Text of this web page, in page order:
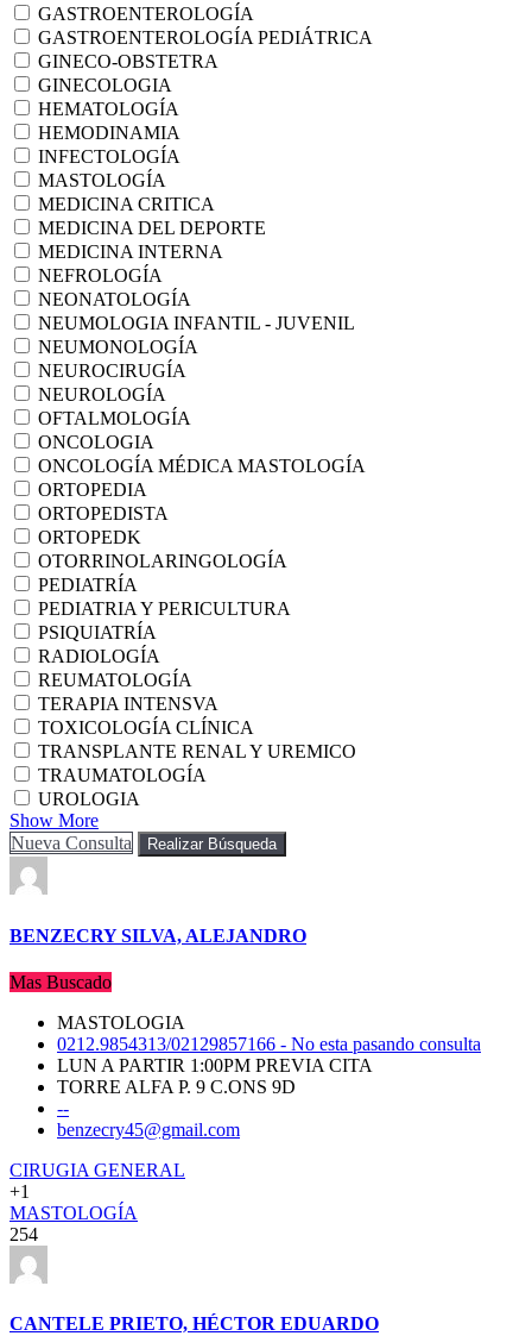
GASTROENTEROLOGÍA
GASTROENTEROLOGÍA PEDIÁTRICA
GINECO-OBSTETRA
GINECOLOGIA
HEMATOLOGÍA
HEMODINAMIA
INFECTOLOGÍA
MASTOLOGÍA
MEDICINA CRITICA
MEDICINA DEL DEPORTE
MEDICINA INTERNA
NEFROLOGÍA
NEONATOLOGÍA
NEUMOLOGIA INFANTIL - JUVENIL
NEUMONOLOGÍA
NEUROCIRUGÍA
NEUROLOGÍA
OFTALMOLOGÍA
ONCOLOGIA
ONCOLOGÍA MÉDICA MASTOLOGÍA
ORTOPEDIA
ORTOPEDISTA
ORTOPEDK
OTORRINOLARINGOLOGÍA
PEDIATRÍA
PEDIATRIA Y PERICULTURA
PSIQUIATRÍA
RADIOLOGÍA
REUMATOLOGÍA
TERAPIA INTENSVA
TOXICOLOGÍA CLÍNICA
TRANSPLANTE RENAL Y UREMICO
TRAUMATOLOGÍA
UROLOGIA
Show More
Nueva Consulta
Realizar Búsqueda
BENZECRY SILVA, ALEJANDRO
Mas Buscado
MASTOLOGIA
0212.9854313/02129857166 - No esta pasando consulta
LUN A PARTIR 1:00PM PREVIA CITA
TORRE ALFA P. 9 C.ONS 9D
--
benzecry45@gmail.com
CIRUGIA GENERAL
+1
MASTOLOGÍA
254
CANTELE PRIETO, HÉCTOR EDUARDO